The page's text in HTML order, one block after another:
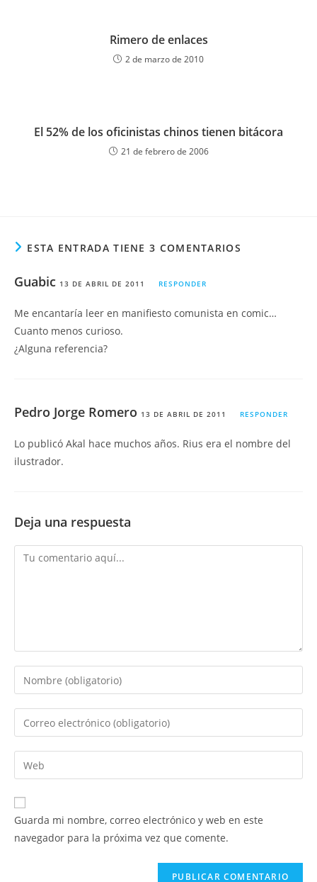
Rimero de enlaces
2 de marzo de 2010
El 52% de los oficinistas chinos tienen bitácora
21 de febrero de 2006
ESTA ENTRADA TIENE 3 COMENTARIOS
Guabic 13 DE ABRIL DE 2011 RESPONDER
Me encantaría leer en manifiesto comunista en comic…
Cuanto menos curioso.
¿Alguna referencia?
Pedro Jorge Romero 13 DE ABRIL DE 2011 RESPONDER
Lo publicó Akal hace muchos años. Rius era el nombre del
ilustrador.
Deja una respuesta
Comentario
Introduce
tu
nombre
de
usuario
para
comentar
Introduce
tu
dirección
de
electrónico
para
comentar
Introduce
la
URL
de
Guarda mi nombre, correo electrónico y web en este
navegador para la próxima vez que comente.